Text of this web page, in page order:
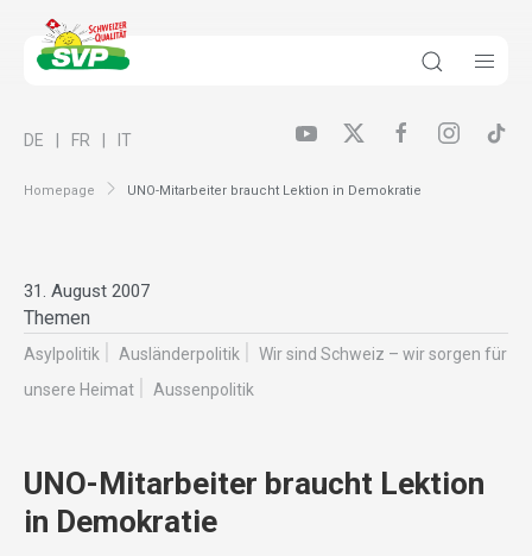
Homepage UNO-Mitarbeiter braucht Lektion in Demokratie
DE FR IT
31. August 2007
Themen
Asylpolitik Ausländer­politik
Wir sind Schweiz – wir sorgen für
unsere Heimat
Aussenpolitik
UNO-Mitarbeiter braucht Lektion
in Demokratie